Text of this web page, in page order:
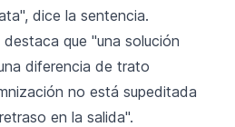
dice la sentencia.
que "una solución
diferencia de trato
no está supeditada
en la salida".